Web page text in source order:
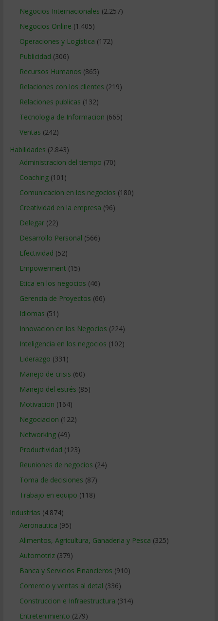
Negocios Internacionales (2.257)
Negocios Online (1.405)
Operaciones y Logística (172)
Publicidad (306)
Recursos Humanos (865)
Relaciones con los clientes (219)
Relaciones publicas (132)
Tecnologia de Informacion (665)
Ventas (242)
Habilidades (2.843)
Administracion del tiempo (70)
Coaching(101)
Comunicacion en los negocios (180)
Creatividad en la empresa (96)
Delegar(22)
Desarrollo Personal (566)
Efectividad (52)
Empowerment (15)
Etica en los negocios (46)
Gerencia de Proyectos (66)
Idiomas (51)
Innovacion en los Negocios (224)
Inteligencia en los negocios (102)
Liderazgo (331)
Manejo de crisis (60)
Manejo del estrés (85)
Motivacion (164)
Negociacion (122)
Networking(49)
Productividad (123)
Reuniones de negocios (24)
Toma de decisiones (87)
Trabajo en equipo (118)
Industrias (4.874)
Aeronautica (95)
Alimentos, Agricultura, Ganaderia y Pesca (325)
Automotriz(379)
Banca y Servicios Financieros (910)
Comercio y ventas al detal (336)
Construccion e Infraestructura (314)
Entretenimiento (279)